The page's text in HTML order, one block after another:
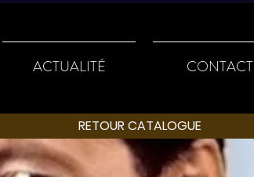
ACTUALITÉ CONTACT
RETOUR CATALOGUE